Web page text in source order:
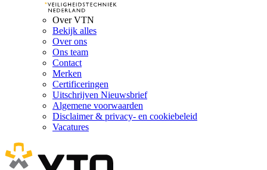
Over VTN
Bekijk alles
Over ons
Ons team
Contact
Merken
Certificeringen
Uitschrijven Nieuwsbrief
Algemene voorwaarden
Disclaimer & privacy- en cookiebeleid
Vacatures